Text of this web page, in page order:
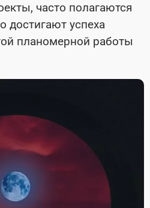
часто полагаются
достигают успеха
планомерной работы